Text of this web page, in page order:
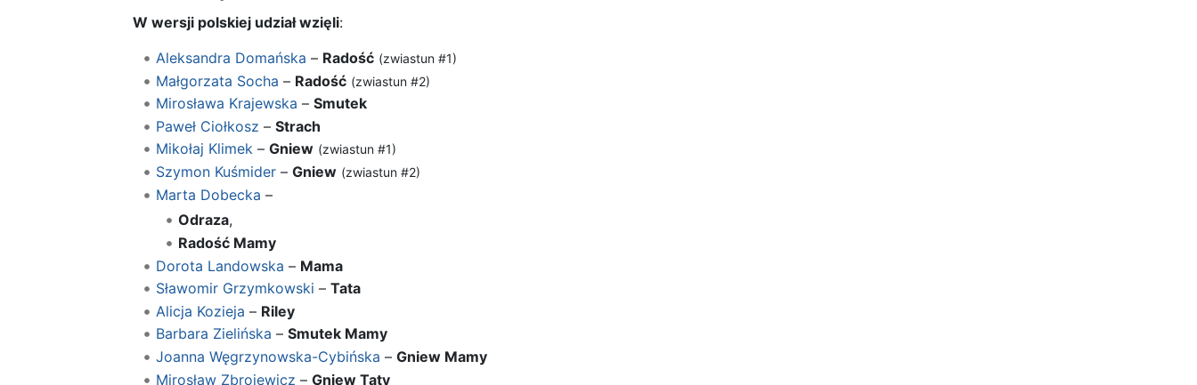
W wersji polskiej udział wzięli:
Aleksandra Domańska – Radość (zwiastun #1)
Małgorzata Socha – Radość (zwiastun #2)
Mirosława Krajewska – Smutek
Paweł Ciołkosz – Strach
Mikołaj Klimek– Gniew (zwiastun #1)
Szymon Kuśmider– Gniew (zwiastun #2)
Marta Dobecka –
Odraza,
Radość Mamy
Dorota Landowska – Mama
Sławomir Grzymkowski – Tata
Alicja Kozieja – Riley
Barbara Zielińska – Smutek Mamy
Joanna Węgrzynowska-Cybińska – Gniew Mamy
Mirosław Zbrojewicz – Gniew Taty